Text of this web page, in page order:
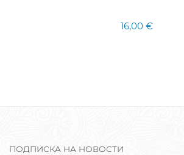
16,00 €
ПОДПИСКА НА НОВОСТИ